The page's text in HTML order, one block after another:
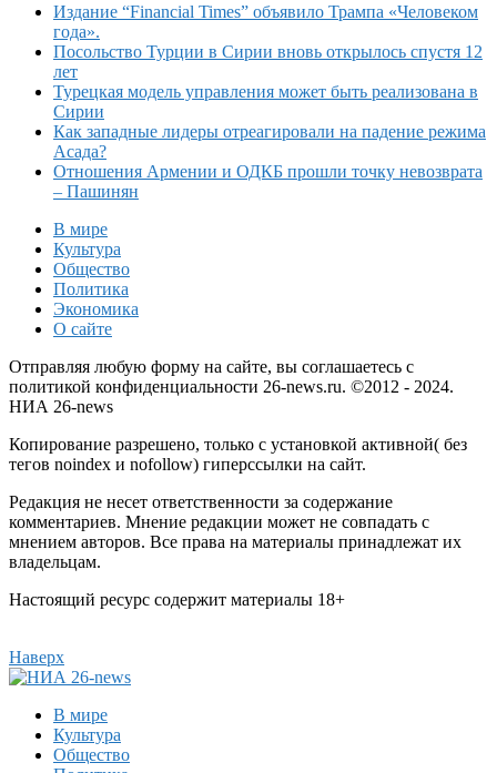
Издание “Financial Times” объявило Трампа «Человеком
года».
Посольство Турции в Сирии вновь открылось спустя 12
лет
Турецкая модель управления может быть реализована в
Сирии
Как западные лидеры отреагировали на падение режима
Асада?
Отношения Армении и ОДКБ прошли точку невозврата
– Пашинян
В мире
Культура
Общество
Политика
Экономика
О сайте
Отправляя любую форму на сайте, вы соглашаетесь с
политикой конфиденциальности 26-news.ru. ©2012 - 2024.
НИА 26-news
Копирование разрешено, только с установкой активной( без
тегов noindex и nofollow) гиперссылки на сайт.
Редакция не несет ответственности за содержание
комментариев. Мнение редакции может не совпадать с
мнением авторов. Все права на материалы принадлежат их
владельцам.
Настоящий ресурс содержит материалы 18+
Наверх
В мире
Культура
Общество